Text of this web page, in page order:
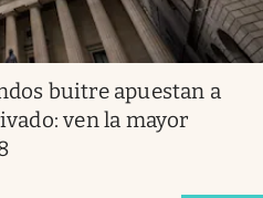
buitre apuestan a
ven la mayor